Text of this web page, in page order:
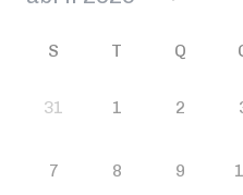
S T Q
31 1 2
7 8 9